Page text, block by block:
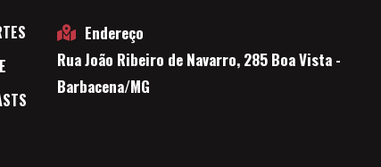
Endereço
Rua João Ribeiro de Navarro, 285 Boa Vista -
Barbacena/MG